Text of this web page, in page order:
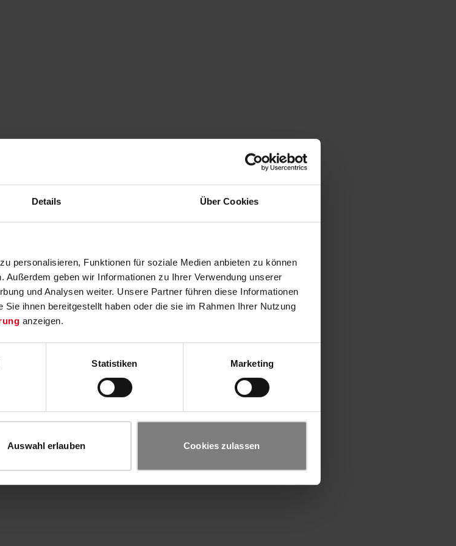
Details Über Cookies
personalisieren, Funktionen für soziale Medien anbieten zu können
geben wir Informationen zu Ihrer Verwendung unserer
und Analysen weiter. Unsere Partner führen diese Informationen
ihnen bereitgestellt haben oder die sie im Rahmen Ihrer Nutzung
anzeigen.
Statistiken Marketing
Auswahl erlauben Cookies zulassen